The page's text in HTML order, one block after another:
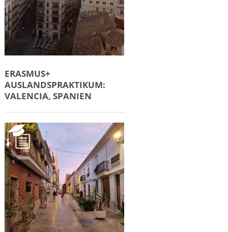
ERASMUS+
AUSLANDSPRAKTIKUM:
VALENCIA, SPANIEN